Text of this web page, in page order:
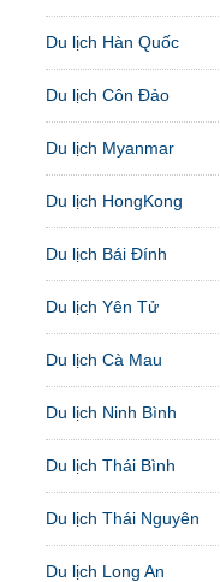
Du lịch Hàn Quốc
Du lịch Côn Đảo
Du lịch Myanmar
Du lịch HongKong
Du lịch Bái Đính
Du lịch Yên Tử
Du lịch Cà Mau
Du lịch Ninh Bình
Du lịch Thái Bình
Du lịch Thái Nguyên
Du lịch Long An